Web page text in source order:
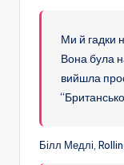
Ми й гадки
Вона була
вийшла
Білл Медлі,